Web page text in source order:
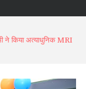
ने किया अत्याधुनिक MRI